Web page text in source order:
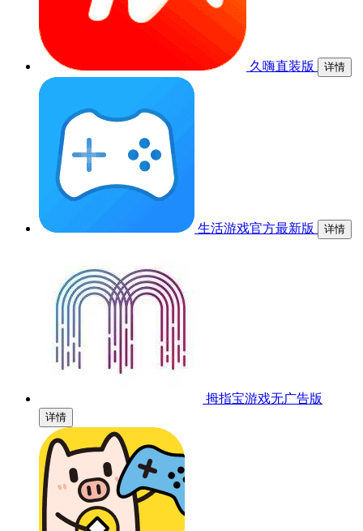
久嗨直装版 详情
生活游戏官方最新版 详情
拇指宝游戏无广告版
详情